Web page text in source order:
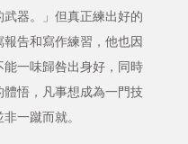
武器。」但真正練出好的
告和寫作練習，他也因
一味歸咎出身好，同時
悟，凡事想成為一門技
一蹴而就。